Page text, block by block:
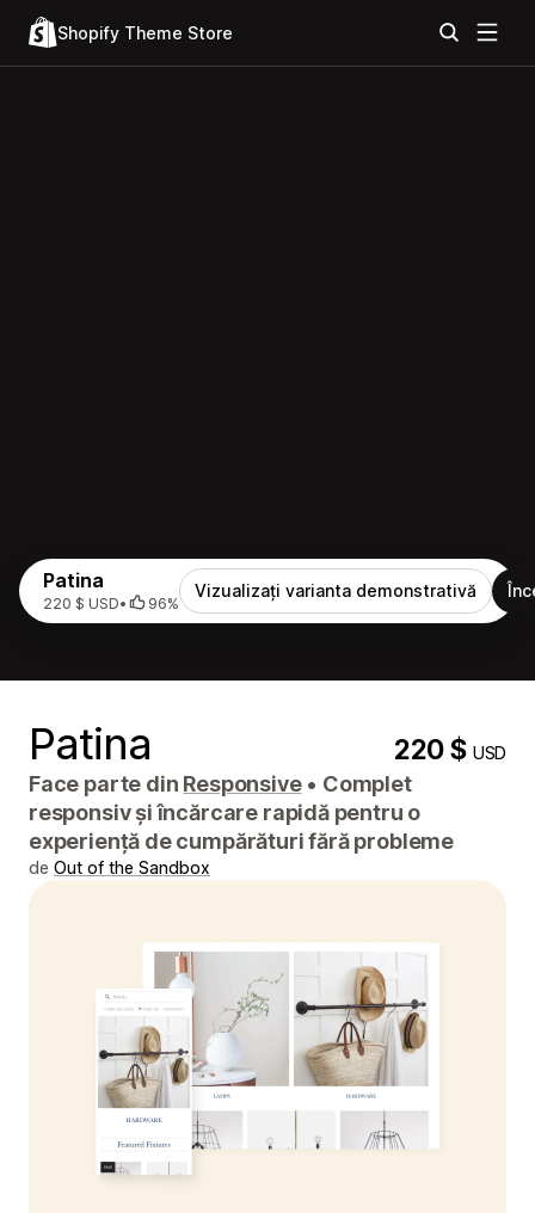
Shopify Theme Store
Patina
220 $ USD• 96%
Vizualizați varianta demonstrativă
Patina 220 $USD
Face parte din Responsive • Complet
responsiv și încărcare rapidă pentru o
experiență de cumpărături fără probleme
de Out of the Sandbox